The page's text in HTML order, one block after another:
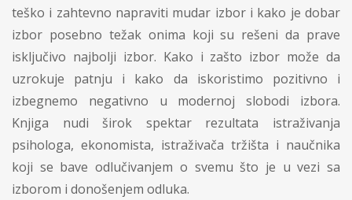
teško i zahtevno napraviti mudar izbor i kako je dobar
izbor posebno težak onima koji su rešeni da prave
isključivo najbolji izbor. Kako i zašto izbor može da
uzrokuje patnju i kako da iskoristimo pozitivno i
izbegnemo negativno u modernoj slobodi izbora.
Knjiga nudi širok spektar rezultata istraživanja
psihologa, ekonomista, istraživača tržišta i naučnika
koji se bave odlučivanjem o svemu što je u vezi sa
izborom i donošenjem odluka.